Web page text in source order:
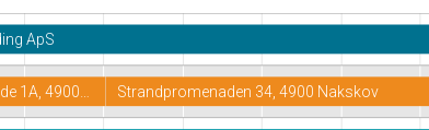
ApS
1A, 4900… Strandpromenaden 34, 4900 Nakskov